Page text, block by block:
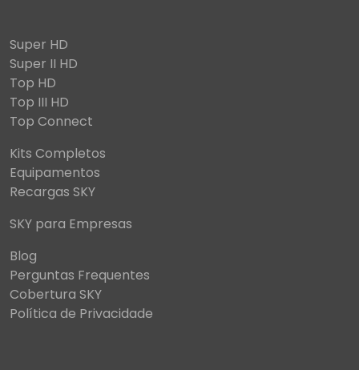
Super HD
Super II HD
Top HD
Top III HD
Top Connect
Kits Completos
Equipamentos
Recargas SKY
SKY para Empresas
Blog
Perguntas Frequentes
Cobertura SKY
Política de Privacidade